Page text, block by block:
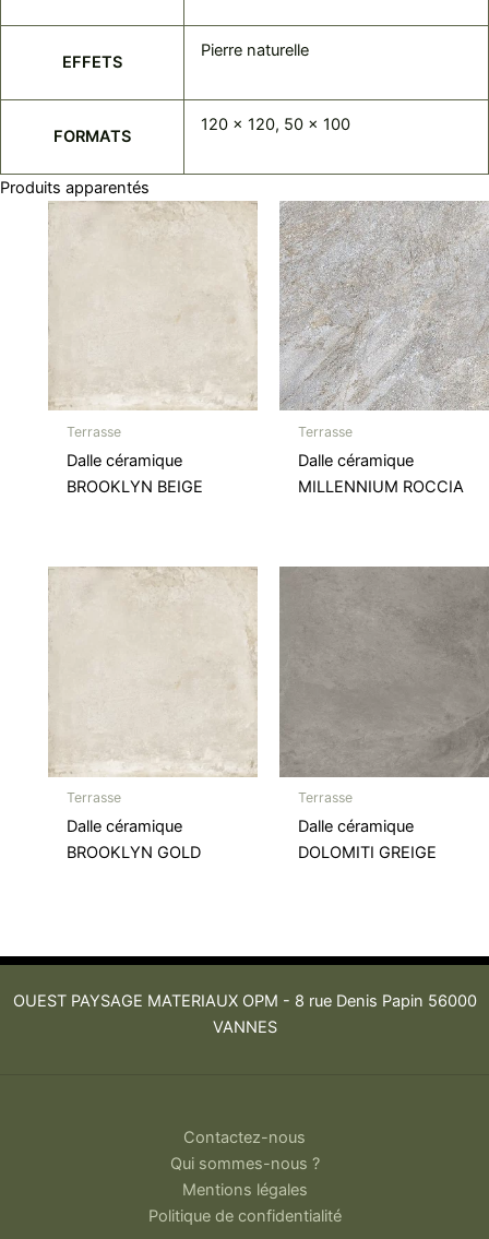
EFFETS
Pierre naturelle
FORMATS
120 x 120, 50 x 100
Produits apparentés
Terrasse
Dalle céramique
BROOKLYN BEIGE
Terrasse
Dalle céramique
MILLENNIUM ROCCIA
Terrasse
Dalle céramique
BROOKLYN GOLD
Terrasse
Dalle céramique
DOLOMITI GREIGE
OUEST PAYSAGE MATERIAUX OPM - 8 rue Denis Papin 56000
VANNES
Contactez-nous
Qui sommes-nous ?
Mentions légales
Politique de confidentialité